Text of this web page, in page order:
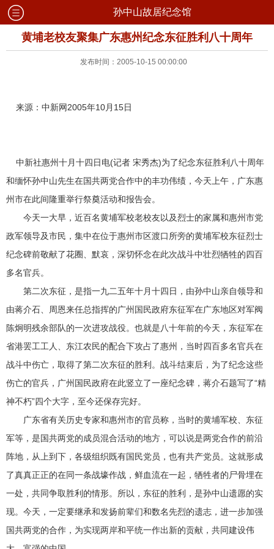
孙中山故居纪念馆
黄埔老校友聚集广东惠州纪念东征胜利八十周年
发布时间：2005-10-15 00:00:00
来源：中新网2005年10月15日
中新社惠州十月十四日电(记者 宋秀杰)为了纪念东征胜利八十周年
和缅怀孙中山先生在国共两党合作中的丰功伟绩，今天上午，广东惠
州市在此间隆重举行祭奠活动和报告会。
今天一大早，近百名黄埔军校老校友以及烈士的家属和惠州市党
政军领导及市民，集中在位于惠州市区渡口所旁的黄埔军校东征烈士
纪念碑前敬献了花圈、默哀，深切怀念在此次战斗中壮烈牺牲的四百
多名官兵。
第二次东征，是指一九二五年十月十四日，由孙中山亲自领导和
由蒋介石、周恩来任总指挥的广州国民政府东征军在广东地区对军阀
陈炯明残余部队的一次进攻战役。也就是八十年前的今天，东征军在
省港罢工工人、东江农民的配合下攻占了惠州，当时四百多名官兵在
战斗中伤亡，取得了第二次东征的胜利。战斗结束后，为了纪念这些
伤亡的官兵，广州国民政府在此竖立了一座纪念碑，蒋介石题写了“精
神不朽”四个大字，至今还保存完好。
广东省有关历史专家和惠州市的官员称，当时的黄埔军校、东征
军等，是国共两党的成员混合活动的地方，可以说是两党合作的前沿
阵地，从上到下，各级组织既有国民党员，也有共产党员。这就形成
了真真正正的在同一条战壕作战，鲜血流在一起，牺牲者的尸骨埋在
一处，共同争取胜利的情形。所以，东征的胜利，是孙中山遗愿的实
现。今天，一定要继承和发扬前辈们和数名先烈的遗志，进一步加强
国共两党的合作，为实现两岸和平统一作出新的贡献，共同建设伟